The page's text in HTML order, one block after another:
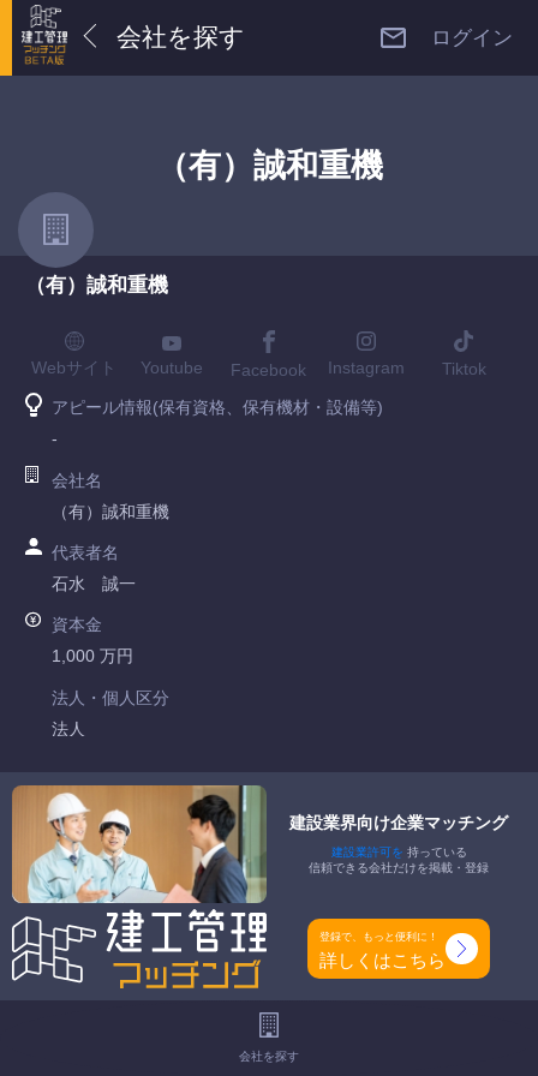
会社を探す ログイン
（有）誠和重機
（有）誠和重機
Webサイト Youtube Facebook Instagram Tiktok
アピール情報(保有資格、保有機材・設備等)
-
会社名
（有）誠和重機
代表者名
石水 誠一
資本金
1,000 万円
法人・個人区分
法人
許可番号
愛知県知事許可 第038855号
特定建設業
-
一般建設業
とび・土木工事業
建設業界向け企業マッチング
建設業許可を 持っている
信頼できる会社だけを掲載・登録
登録で、もっと便利に！
詳しくはこちら
会社を探す